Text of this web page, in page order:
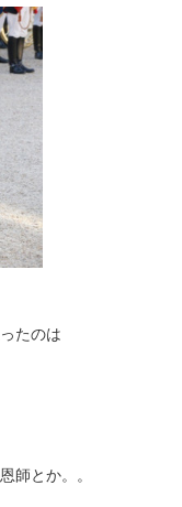
たのは
師とか。。